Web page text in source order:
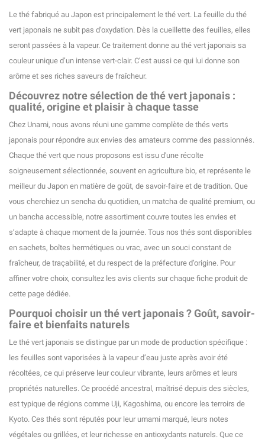
Le thé fabriqué au Japon est principalement le thé vert. La feuille du thé
vert japonais ne subit pas d’oxydation. Dès la cueillette des feuilles, elles
seront passées à la vapeur. Ce traitement donne au thé vert japonais sa
couleur unique d’un intense vert-clair. C’est aussi ce qui lui donne son
arôme et ses riches saveurs de fraîcheur.
Découvrez notre sélection de thé vert japonais :
qualité, origine et plaisir à chaque tasse
Chez Unami, nous avons réuni une gamme complète de thés verts
japonais pour répondre aux envies des amateurs comme des passionnés.
Chaque thé vert que nous proposons est issu d'une récolte
soigneusement sélectionnée, souvent en agriculture bio, et représente le
meilleur du Japon en matière de goût, de savoir-faire et de tradition. Que
vous cherchiez un sencha du quotidien, un matcha de qualité premium, ou
un bancha accessible, notre assortiment couvre toutes les envies et
s’adapte à chaque moment de la journée. Tous nos thés sont disponibles
en sachets, boîtes hermétiques ou vrac, avec un souci constant de
fraîcheur, de traçabilité, et du respect de la préfecture d’origine. Pour
affiner votre choix, consultez les avis clients sur chaque fiche produit de
cette page dédiée.
Pourquoi choisir un thé vert japonais ? Goût, savoir-
faire et bienfaits naturels
Le thé vert japonais se distingue par un mode de production spécifique :
les feuilles sont vaporisées à la vapeur d’eau juste après avoir été
récoltées, ce qui préserve leur couleur vibrante, leurs arômes et leurs
propriétés naturelles. Ce procédé ancestral, maîtrisé depuis des siècles,
est typique de régions comme Uji, Kagoshima, ou encore les terroirs de
Kyoto. Ces thés sont réputés pour leur umami marqué, leurs notes
végétales ou grillées, et leur richesse en antioxydants naturels. Que ce